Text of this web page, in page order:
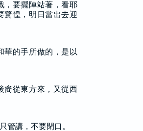
，要擺陣站著，看耶
驚惶，明日當出去迎
華的手所做的，是以
裔從東方來，又從西
管講，不要閉口。